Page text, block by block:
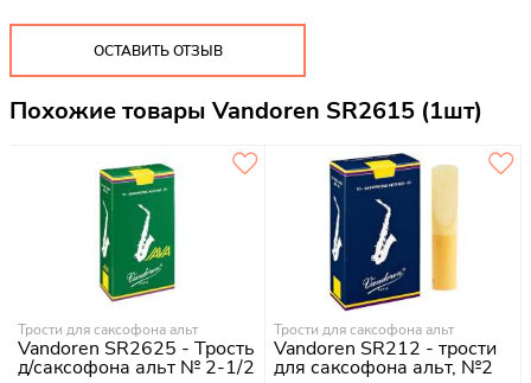
ОСТАВИТЬ ОТЗЫВ
Похожие товары Vandoren SR2615 (1шт)
Трости для саксофона альт
Vandoren SR2625 - Трость
д/саксофона альт № 2-1/2
Трости для саксофона альт
Vandoren SR212 - трости
для саксофона альт, №2